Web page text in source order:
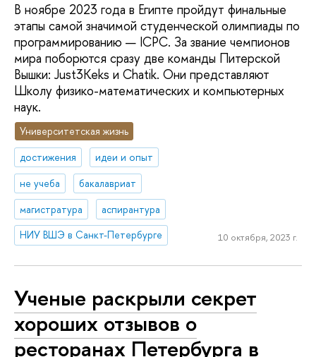
В ноябре 2023 года в Египте пройдут финальные
этапы самой значимой студенческой олимпиады по
программированию — ICPC. За звание чемпионов
мира поборются сразу две команды Питерской
Вышки: Just3Keks и Chatik. Они представляют
Школу физико-математических и компьютерных
наук.
Университетская жизнь
достижения
идеи и опыт
не учеба
бакалавриат
магистратура
аспирантура
НИУ ВШЭ в Санкт-Петербурге
10 октября, 2023 г.
Ученые раскрыли секрет
хороших отзывов о
ресторанах Петербурга в